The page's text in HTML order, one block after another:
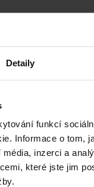
Detaily
funkcí
Informace o tom,
inzerci a
které jste jim
soudu pro
Dánsku, který může
na ochranu osobnosti,
sítích,
základů pro hodnotící